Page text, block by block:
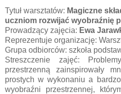
Tytuł warsztatów: Magiczne
uczniom rozwijać wyobraźnię
Prowadzący zajęcia: Ewa
Reprezentuje organizację:
Grupa odbiorców: szkoła
Streszczenie zajęć:
przestrzenną zainspirowały
prostych w wykonaniu a
wyobraźni przestrzennej,